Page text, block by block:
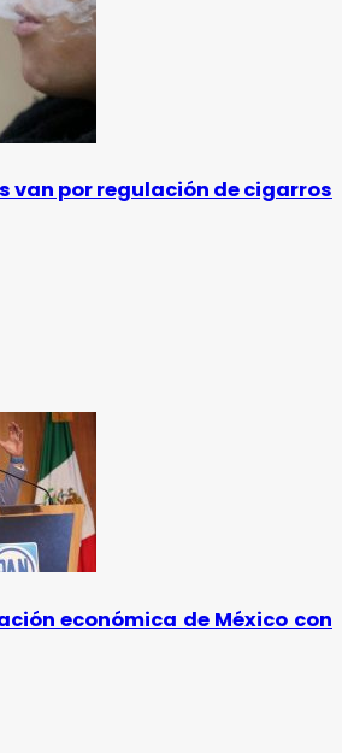
van por regulación de cigarros
económica de México con